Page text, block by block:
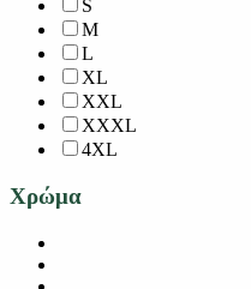
S
M
L
XL
XXL
XXXL
4XL
Χρώμα